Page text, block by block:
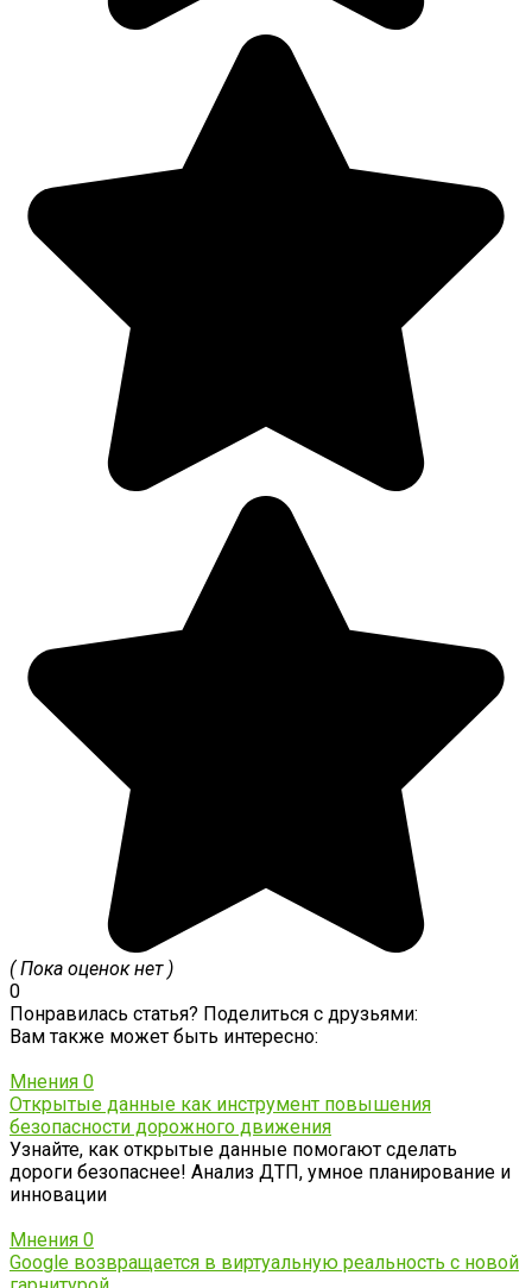
( Пока оценок нет )
0
Понравилась статья? Поделиться с друзьями:
Вам также может быть интересно:
Мнения 0
Открытые данные как инструмент повышения
безопасности дорожного движения
Узнайте, как открытые данные помогают сделать
дороги безопаснее! Анализ ДТП, умное планирование и
инновации
Мнения 0
Google возвращается в виртуальную реальность с новой